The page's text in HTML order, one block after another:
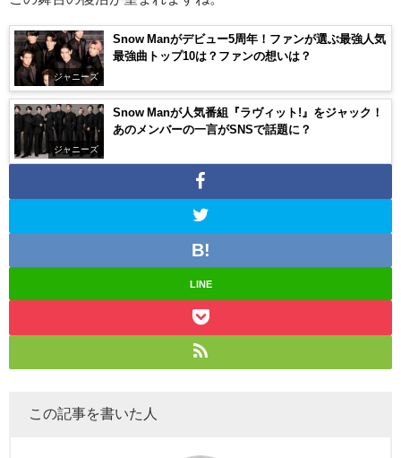
ジャニーズ
Snow Manがデビュー5周年！ファンが選ぶ最強人気
最強曲トップ10は？ファンの想いは？
ジャニーズ
Snow Manが人気番組『ラヴィット!』をジャック！
あのメンバーの一言がSNSで話題に？
LINE
この記事を書いた人